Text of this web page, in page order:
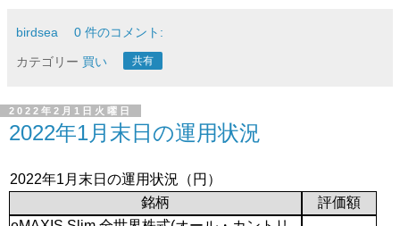
birdsea 0 件のコメント:
カテゴリー 買い 共有
2022年2月1日火曜日
2022年1月末日の運用状況
2022年1月末日の運用状況（円）
銘柄
評価額